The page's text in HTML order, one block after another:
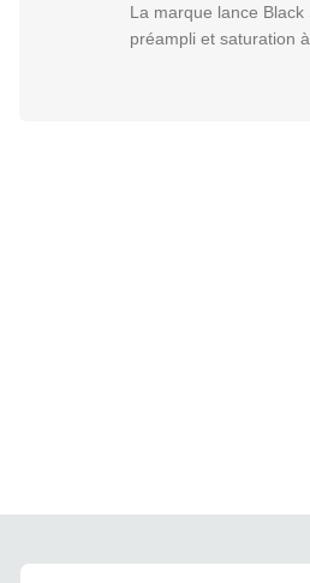
La marque lance
préampli et saturation